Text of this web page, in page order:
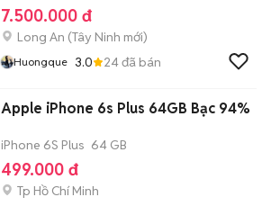
7.500.000 đ
Long An (Tây Ninh mới)
Huongque 3.0 24đã bán
Apple iPhone 6s Plus 64GB Bạc 94%
iPhone 6S Plus 64 GB
499.000 đ
Tp Hồ Chí Minh